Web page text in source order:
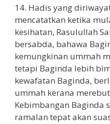
14. Hadis yang
mencatatkan ketika
kesihatan, Rasulullah
bersabda, bahawa
kemungkinan ummah
tetapi Baginda lebih
kewafatan Baginda,
ummah kerana
Kebimbangan Baginda
ramalan tepat akan